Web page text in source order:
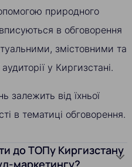
природного
в обговорення
змістовними та
у Киргизстані.
залежить від їхньої
в тематиці обговорення.
до ТОПу Киргизстану